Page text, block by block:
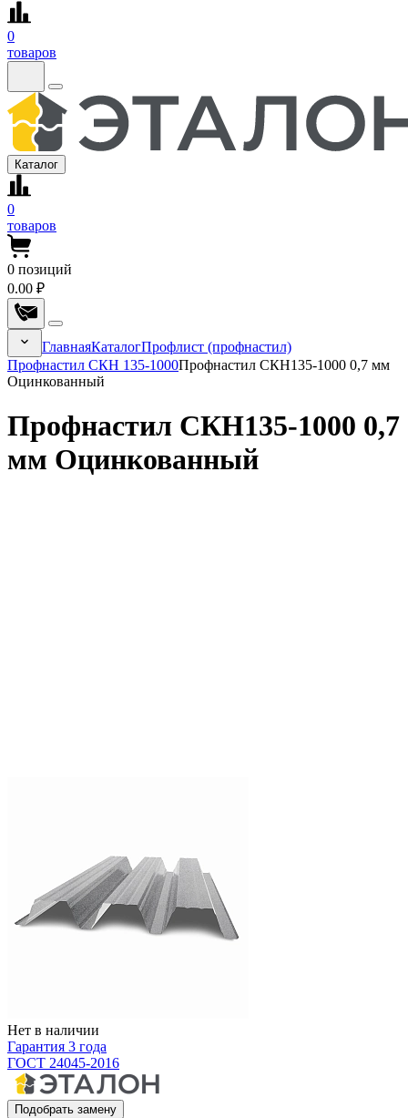
0
товаров
Каталог
0
товаров
0 позиций
0.00 ₽
ГлавнаяКаталогПрофлист (профнастил)
Профнастил СКН 135-1000Профнастил СКН135-1000 0,7 мм
Оцинкованный
Профнастил СКН135-1000 0,7
мм Оцинкованный
Нет в наличии
Гарантия 3 года
ГОСТ 24045-2016
Подобрать замену